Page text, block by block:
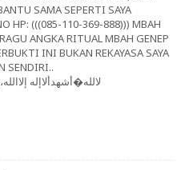
SAMA SEPERTI SAYA
HP: (((085-110-369-888))) MBAH
ANGKA RITUAL MBAH GENEP
INI BUKAN REKAYASA SAYA
SENDIRI..
• لالله�أشهدألاإله